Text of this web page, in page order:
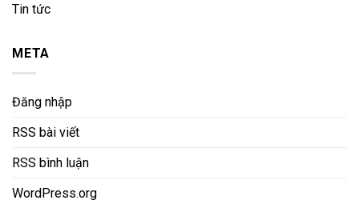
Tin tức
META
Đăng nhập
RSS bài viết
RSS bình luận
WordPress.org